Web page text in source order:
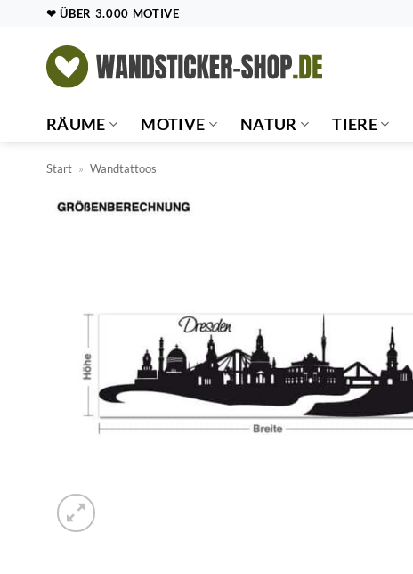
springen
❤ ÜBER 3.000 MOTIVE
RÄUME MOTIVE NATUR TIERE
Start » Wandtattoos